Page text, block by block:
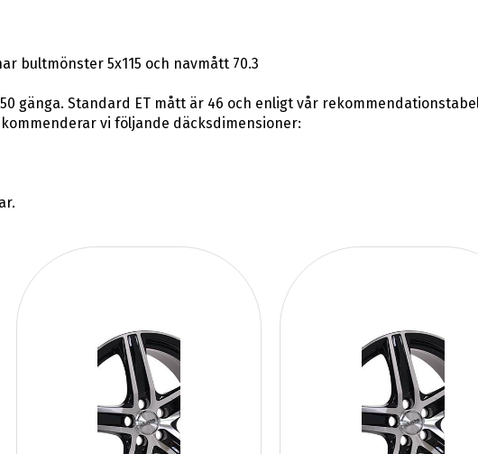
bultmönster 5x115 och navmått 70.3
gänga. Standard ET mått är 46 och enligt vår
vi följande däcksdimensioner: